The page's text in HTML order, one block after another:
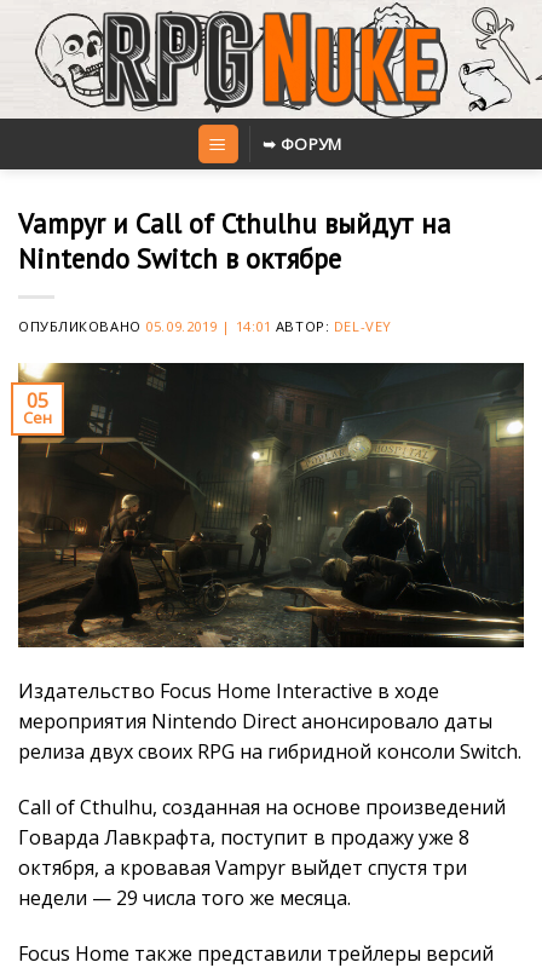
content
➥ ФОРУМ
Vampyr и Call of Cthulhu выйдут на
Nintendo Switch в октябре
ОПУБЛИКОВАНО 05.09.2019 | 14:01 АВТОР: DEL-VEY
05
Сен
Издательство Focus Home Interactive в ходе
мероприятия Nintendo Direct анонсировало даты
релиза двух своих RPG на гибридной консоли Switch.
Call of Cthulhu, созданная на основе произведений
Говарда Лавкрафта, поступит в продажу уже 8
октября, а кровавая Vampyr выйдет спустя три
недели — 29 числа того же месяца.
Focus Home также представили трейлеры версий